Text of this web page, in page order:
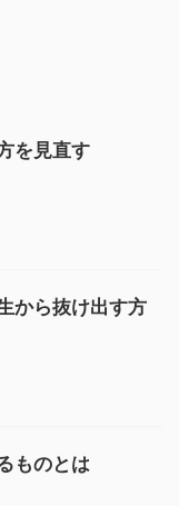
を見直す
から抜け出す方
ものとは